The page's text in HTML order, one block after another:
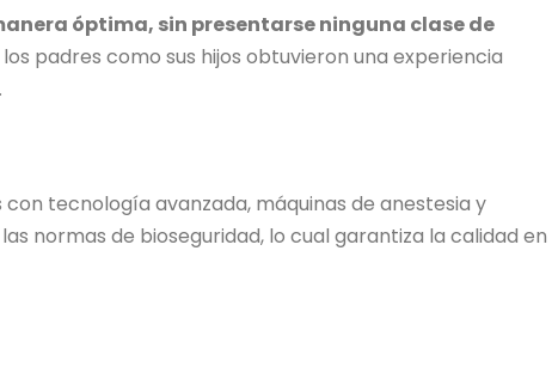
óptima, sin presentarse ninguna clase de
padres como sus hijos obtuvieron una experiencia
con tecnología avanzada, máquinas de anestesia y
normas de bioseguridad, lo cual garantiza la calidad en